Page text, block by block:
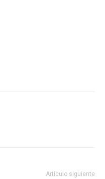
Artículo siguiente